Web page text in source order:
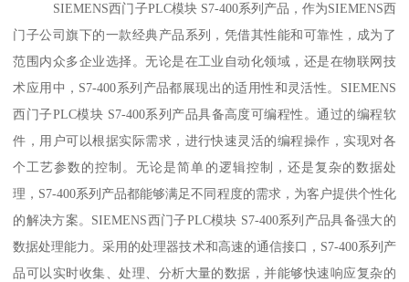
SIEMENS西门子PLC模块 S7-400系列产品，作为SIEMENS西
门子公司旗下的一款经典产品系列，凭借其性能和可靠性，成为了
范围内众多企业选择。无论是在工业自动化领域，还是在物联网技
术应用中，S7-400系列产品都展现出的适用性和灵活性。SIEMENS
西门子PLC模块 S7-400系列产品具备高度可编程性。通过的编程软
件，用户可以根据实际需求，进行快速灵活的编程操作，实现对各
个工艺参数的控制。无论是简单的逻辑控制，还是复杂的数据处
理，S7-400系列产品都能够满足不同程度的需求，为客户提供个性化
的解决方案。SIEMENS西门子PLC模块 S7-400系列产品具备强大的
数据处理能力。采用的处理器技术和高速的通信接口，S7-400系列产
品可以实时收集、处理、分析大量的数据，并能够快速响应复杂的